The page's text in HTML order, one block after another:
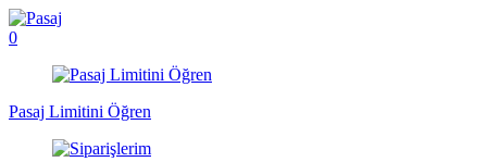
0
Pasaj Limitini Öğren